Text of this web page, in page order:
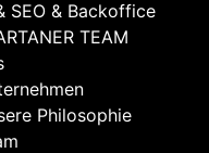
SEO & Backoffice
TEAM
Philosophie